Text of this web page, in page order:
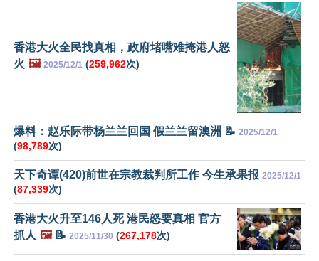
香港大火全民找真相，政府堵嘴难掩港人怒
火 🖼️ 2025/12/1 (259,962次)
爆料：赵乐际带杨兰兰回国 假兰兰留澳洲 📝 2025/12/1
(98,789次)
天下奇谭(420)前世在宗教裁判所工作 今生承果报 2025/12/1
(87,339次)
香港大火升至146人死 港民怒要真相 官方
抓人 🖼️📝 2025/11/30 (267,178次)